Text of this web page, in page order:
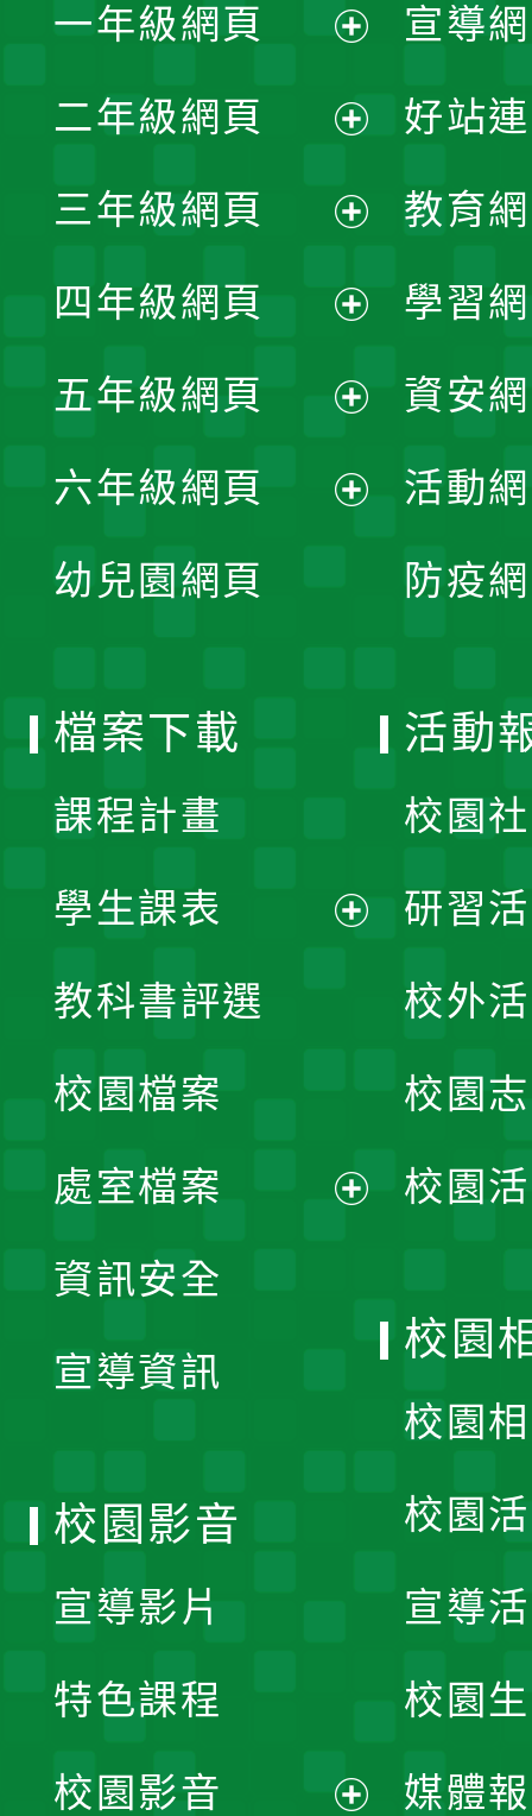
一年級網頁
開
選
單
二年級網頁
開
選
單
三年級網頁
開
選
單
四年級網頁
開
選
五年級網頁
開
六年級網頁
幼兒園網頁
宣導
好站
教育
學習
資安
活動
防疫
檔案下載
課程計畫
學生課表
單
教科書評選
校園檔案
處室檔案
資訊安全
宣導資訊
活動
校園
研習
校外
校園
校園
校園
校園
校園
宣導
校園
媒體
校園影音
宣導影片
特色課程
校園影音